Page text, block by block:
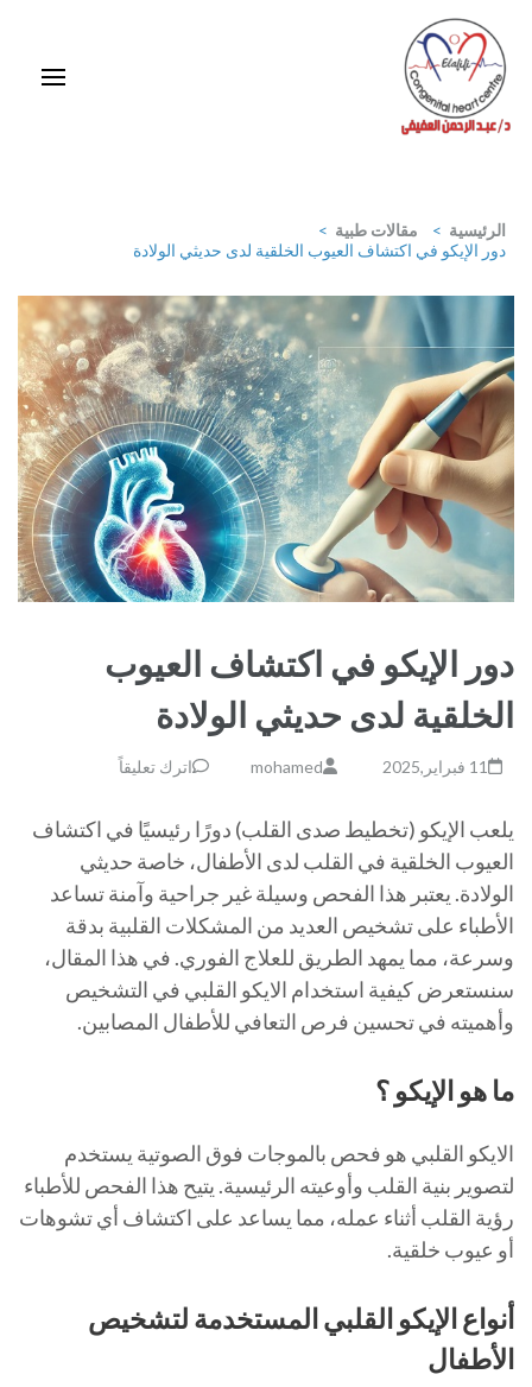
المحتوى
(اضغط
Enter)
الرئيسية > مقالات طبية >
دور الإيكو في اكتشاف العيوب الخلقية لدى حديثي الولادة
دور الإيكو في اكتشاف العيوب
الخلقية لدى حديثي الولادة
11 فبراير,2025 mohamed اترك تعليقاً
يلعب الإيكو (تخطيط صدى القلب) دورًا رئيسيًا في اكتشاف
العيوب الخلقية في القلب لدى الأطفال، خاصة حديثي
الولادة. يعتبر هذا الفحص وسيلة غير جراحية وآمنة تساعد
الأطباء على تشخيص العديد من المشكلات القلبية بدقة
وسرعة، مما يمهد الطريق للعلاج الفوري. في هذا المقال،
سنستعرض كيفية استخدام الايكو القلبي في التشخيص
وأهميته في تحسين فرص التعافي للأطفال المصابين.
ما هو الإيكو ؟
الايكو القلبي هو فحص بالموجات فوق الصوتية يستخدم
لتصوير بنية القلب وأوعيته الرئيسية. يتيح هذا الفحص للأطباء
رؤية القلب أثناء عمله، مما يساعد على اكتشاف أي تشوهات
أو عيوب خلقية.
أنواع الإيكو القلبي المستخدمة لتشخيص
الأطفال